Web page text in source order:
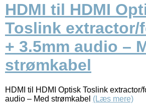
HDMI til HDMI
Toslink
+ 3.5mm audio –
strømkabel
HDMI til HDMI Optisk Toslink
audio – Med strømkabel (Læs mere)